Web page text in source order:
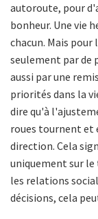
autoroute, pour
bonheur. Une vie
chacun. Mais
seulement par de
aussi par une
priorités dans la
dire qu'à
roues tournent et
direction. Cela
uniquement sur
les relations
décisions, cela